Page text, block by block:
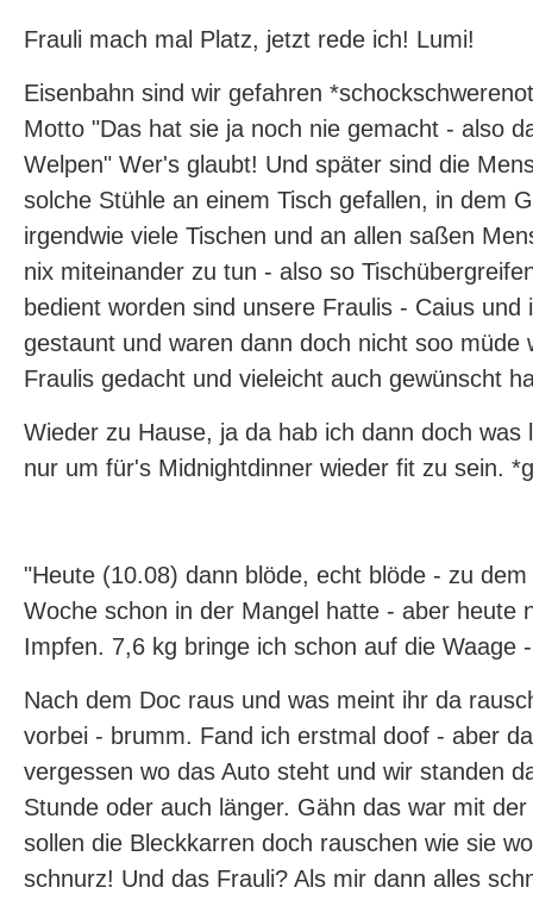
Frauli mach mal Platz, jetzt rede ich! Lumi!
Eisenbahn sind wir gefahren
Motto "Das hat sie ja noch nie gemacht - also
Welpen" Wer's glaubt! Und später sind die
solche Stühle an einem Tisch gefallen, in dem
irgendwie viele Tischen und an allen saßen
nix miteinander zu tun - also so
bedient worden sind unsere Fraulis - Caius und
gestaunt und waren dann doch nicht soo müde
Fraulis gedacht und vieleicht auch gewünscht
Wieder zu Hause, ja da hab ich dann doch was
nur um für's Midnightdinner wieder fit zu sein.
"Heute (10.08) dann blöde, echt blöde - zu
Woche schon in der Mangel hatte - aber heute
Impfen. 7,6 kg bringe ich schon auf die Waage
Nach dem Doc raus und was meint ihr da
vorbei - brumm. Fand ich erstmal doof - aber
vergessen wo das Auto steht und wir standen
Stunde oder auch länger. Gähn das war mit
sollen die Bleckkarren doch rauschen wie sie
schnurz! Und das Frauli? Als mir dann alles